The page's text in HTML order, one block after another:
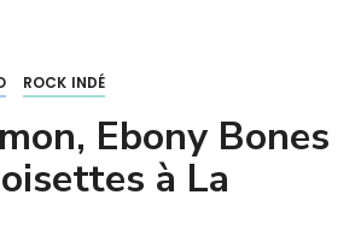
ROCK INDÉ
Ebony Bones
à La